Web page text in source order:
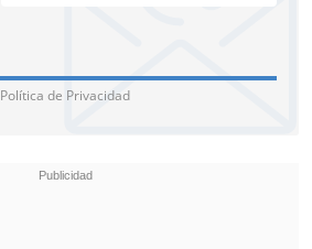
Política de Privacidad